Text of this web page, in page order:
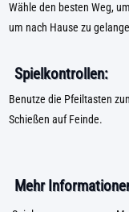
Wähle den besten Weg,
um nach Hause zu
Spielkontrollen:
Benutze die Pfeiltasten
Schießen auf Feinde.
Mehr